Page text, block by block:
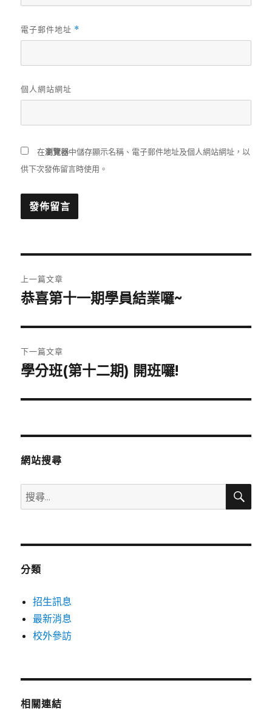
電子郵件地址 *
個人網站網址
在瀏覽器中儲存顯示名稱、電子郵件地址及個人網站網址，以
供下次發佈留言時使用。
章
覽
上一篇文章
上
篇
文
章:
恭喜第十一期學員結業囉~
下一篇文章
下
篇
章:
學分班(第十二期) 開班囉!
網站搜尋
搜
尋
鍵
搜
分類
招生訊息
最新消息
校外參訪
相關連結